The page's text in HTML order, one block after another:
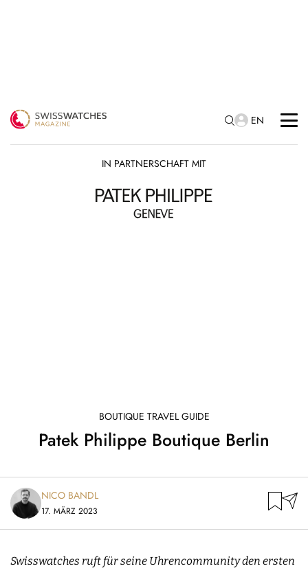
EN
IN PARTNERSCHAFT MIT
BOUTIQUE TRAVEL GUIDE
Patek Philippe Boutique Berlin
NICO BANDL
17. MÄRZ 2023
Swisswatches ruft für seine Uhrencommunity den ersten